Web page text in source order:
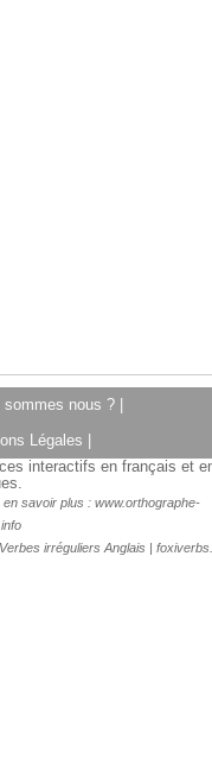
sommes nous ?
Légales
interactifs en français et
en savoir plus : www.orthographe-
Verbes irréguliers Anglais |